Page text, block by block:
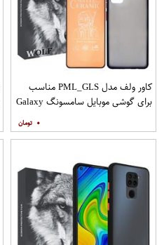
کاور ولف مدل PML_GLS مناسب
برای گوشی موبایل سامسونگ Galaxy
۰